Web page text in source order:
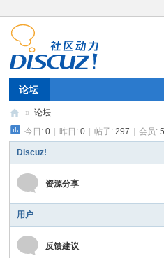
论坛
11
52
11
» 论坛
今日:0 昨日:0 帖子:297 会员:
Discuz!
资源分享
用户
反馈建议